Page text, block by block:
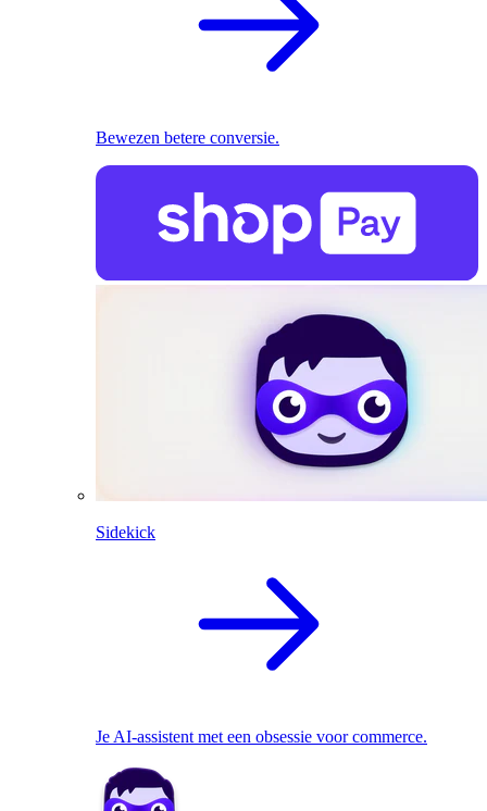
Bewezen betere conversie.
Sidekick
Je AI-assistent met een obsessie voor commerce.